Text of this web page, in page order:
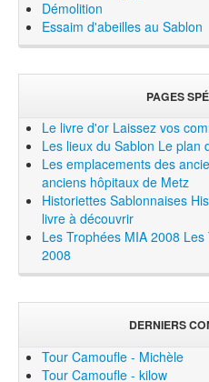
Démolition
Essaim d'abeilles au Sablon
PAGES
Le livre d'or Laissez vos
Les lieux du Sablon Le plan
Les emplacements des
anciens hôpitaux de Metz
Historiettes Sablonnaises
livre à découvrir
Les Trophées MIA 2008 Les
2008
DERNIERS
Tour Camoufle - Michèle
Tour Camoufle - kilow